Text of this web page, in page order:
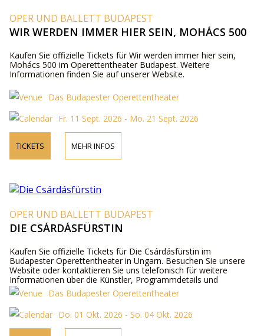
OPER UND BALLETT BUDAPEST
WIR WERDEN IMMER HIER SEIN, MOHÁCS 500
Kaufen Sie offizielle Tickets für Wir werden immer hier sein,
Mohács 500 im Operettentheater Budapest. Weitere
Informationen finden Sie auf unserer Website.
Das Budapester Operettentheater
Fr. 11 Sept. 2026 - Mo. 21 Sept. 2026
TICKETS MEHR INFOS
OPER UND BALLETT BUDAPEST
DIE CSÁRDÁSFÜRSTIN
Kaufen Sie offizielle Tickets für Die Csárdásfürstin im
Budapester Operettentheater in Ungarn. Besuchen Sie unsere
Website oder kontaktieren Sie uns telefonisch für weitere
Informationen über die Künstler, Programmdetails und
Ticketpreise.Das Budapester Operettentheater
Do. 01 Okt. 2026 - So. 04 Okt. 2026